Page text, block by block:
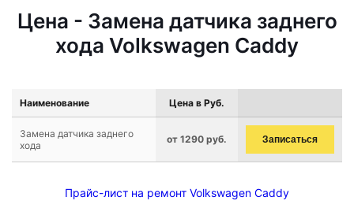
Цена - Замена датчика заднего
хода Volkswagen Caddy
Наименование Цена в Руб.
Замена датчика заднего
хода
от 1290 руб. Записаться
Прайс-лист на ремонт Volkswagen Caddy